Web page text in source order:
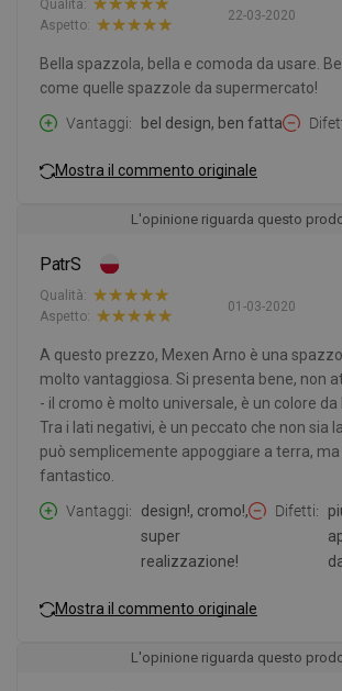
22-03-2020
Qualità:
Aspetto:
Bella spazzola, bella e comoda da usare.
come quelle spazzole da supermercato!
Vantaggi
bel design, ben fatta
Mostra il commento originale
L'opinione riguarda questo
PatrS
01-03-2020
Qualità:
Aspetto:
A questo prezzo, Mexen Arno è una
molto vantaggiosa. Si presenta bene, non
- il cromo è molto universale, è un colore da
Tra i lati negativi, è un peccato che non sia
può semplicemente appoggiare a terra,
fantastico.
Vantaggi
design!, cromo!,
super
realizzazione!
Difetti
Mostra il commento originale
L'opinione riguarda questo